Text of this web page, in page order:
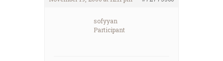
sofyyan
Participant